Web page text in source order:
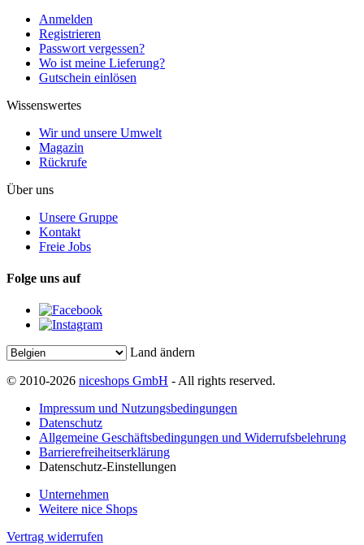
Anmelden
Registrieren
Passwort vergessen?
Wo ist meine Lieferung?
Gutschein einlösen
Wissenswertes
Wir und unsere Umwelt
Magazin
Rückrufe
Über uns
Unsere Gruppe
Kontakt
Freie Jobs
Folge uns auf
Land ändern
© 2010-2026 niceshops GmbH - All rights reserved.
Impressum und Nutzungsbedingungen
Datenschutz
Allgemeine Geschäftsbedingungen und Widerrufsbelehrung
Barrierefreiheitserklärung
Datenschutz-Einstellungen
Unternehmen
Weitere nice Shops
Vertrag widerrufen